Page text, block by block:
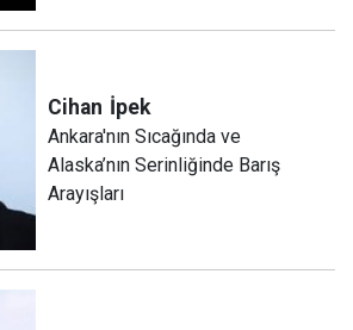
Cihan İpek
Ankara'nın Sıcağında ve
Alaska’nın Serinliğinde Barış
Arayışları